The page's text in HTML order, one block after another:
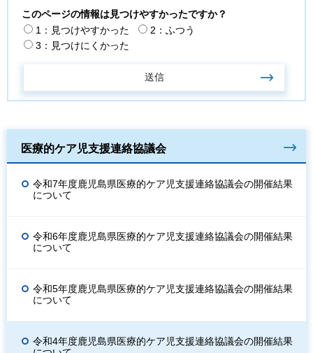
このページの情報は見つけやすかったですか？
1：見つけやすかった
2：ふつう
3：見つけにくかった
医療的ケア児支援連絡協議会
令和7年度鹿児島県医療的ケア児支援連絡協議会の開催結果
について
令和6年度鹿児島県医療的ケア児支援連絡協議会の開催結果
について
令和5年度鹿児島県医療的ケア児支援連絡協議会の開催結果
について
令和4年度鹿児島県医療的ケア児支援連絡協議会の開催結果